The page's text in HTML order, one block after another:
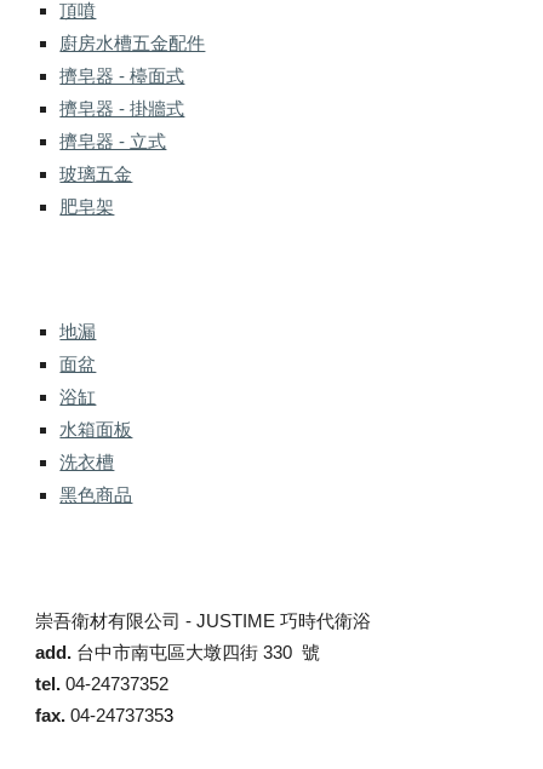
頂噴
廚房水槽五金配件
擠皂器 - 檯面式
擠皂器 - 掛牆式
擠皂器 - 立式
玻璃五金
肥皂架
地漏
面盆
浴缸
水箱面板
洗衣槽
黑色商品
崇吾衛材有限公司 -JUSTIME 巧時代衛浴
add. 台中市南屯區大墩四街 330 號
tel.04-24737352
fax.04-24737353